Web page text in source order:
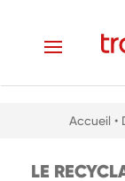
Accueil •
LE